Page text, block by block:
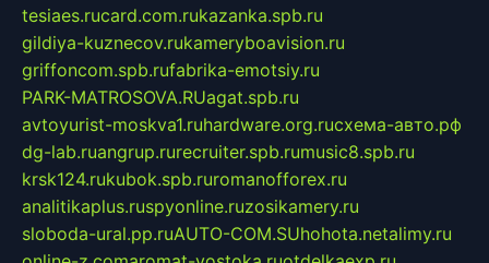
tesiaes.rucard.com.rukazanka.spb.ru
gildiya-kuznecov.rukameryboavision.ru
griffoncom.spb.rufabrika-emotsiy.ru
PARK-MATROSOVA.RUagat.spb.ru
avtoyurist-moskva1.ruhardware.org.ruсхема-авто.рф
dg-lab.ruangrup.rurecruiter.spb.rumusic8.spb.ru
krsk124.rukubok.spb.ruromanofforex.ru
analitikaplus.ruspyonline.ruzosikamery.ru
sloboda-ural.pp.ruAUTO-COM.SUhohota.netalimy.ru